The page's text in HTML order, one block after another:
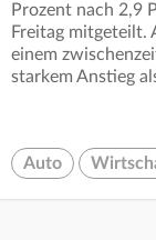
Prozent nach 2,9
Freitag mitgeteilt.
einem
starkem Anstieg
Auto